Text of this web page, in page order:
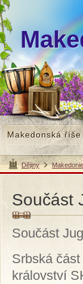
Makedonská říše
Dějiny Makedonie
Součást
Součást
Srbská
království